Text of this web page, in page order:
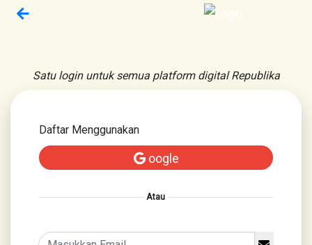
Satu login untuk semua platform digital Republika
Daftar Menggunakan
oogle
Atau